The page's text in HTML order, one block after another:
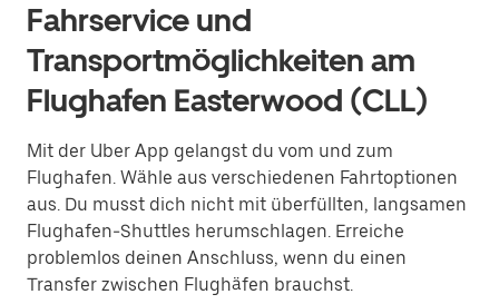
Fahrservice und
Transportmöglichkeiten am
Flughafen Easterwood (CLL)
Mit der Uber App gelangst du vom und zum
Flughafen. Wähle aus verschiedenen Fahrtoptionen
aus. Du musst dich nicht mit überfüllten, langsamen
Flughafen-Shuttles herumschlagen. Erreiche
problemlos deinen Anschluss, wenn du einen
Transfer zwischen Flughäfen brauchst.